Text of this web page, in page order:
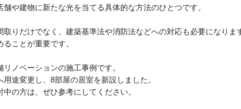
や建物に新たな光を当てる具体的な方法のひとつです。
りだけでなく、建築基準法や消防法などへの対応も必要になりま
ことが重要です。
ノベーションの施工事例です。
途変更し、8部屋の居室を新設しました。
の方は、ぜひ参考にしてください。